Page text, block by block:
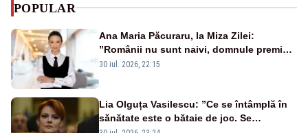
POPULAR
Ana Maria Păcuraru, la Miza Zilei:
”Românii nu sunt naivi, domnule premier
Bolojan”
30 iul. 2026, 22:15
Lia Olguța Vasilescu: ”Ce se întâmplă în
sănătate este o bătaie de joc. Se